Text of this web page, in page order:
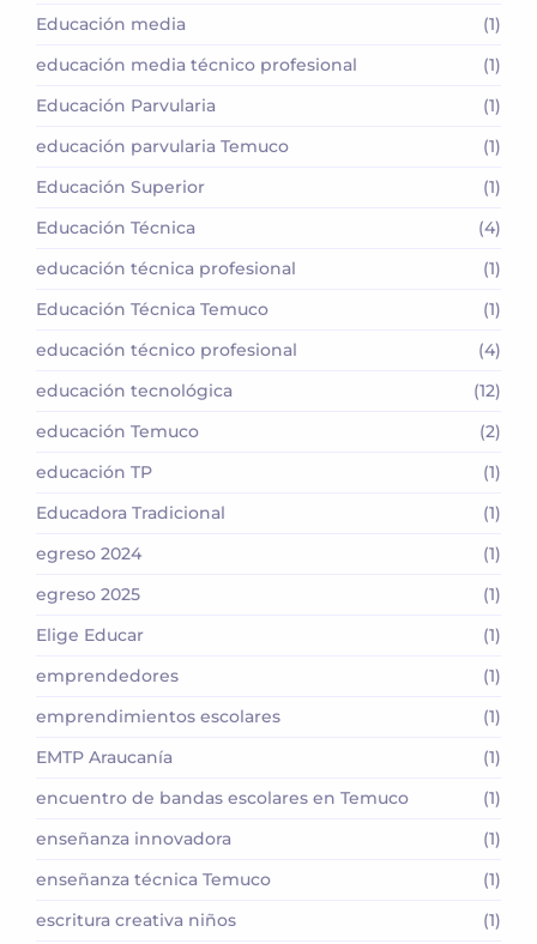
Educación media
(1)
educación media técnico profesional
(1)
Educación Parvularia
(1)
educación parvularia Temuco
(1)
Educación Superior
(1)
Educación Técnica
(4)
educación técnica profesional
(1)
Educación Técnica Temuco
(1)
educación técnico profesional
(4)
educación tecnológica
(12)
educación Temuco
(2)
educación TP
(1)
Educadora Tradicional
(1)
egreso 2024
(1)
egreso 2025
(1)
Elige Educar
(1)
emprendedores
(1)
emprendimientos escolares
(1)
EMTP Araucanía
(1)
encuentro de bandas escolares en Temuco
(1)
enseñanza innovadora
(1)
enseñanza técnica Temuco
(1)
escritura creativa niños
(1)